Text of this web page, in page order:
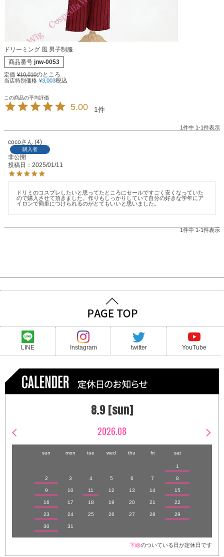
ドリーミング 風 男子制服
商品番号 jnw-0053
定価 ¥10,010のところ
当店特別価格 ¥3,003税込
5.00 1
1 件中 1 -1 件表示
coco 4
購入者
非公開
投稿日
2025/01/11
ドリミのコスプレしたいと思ってたところにセールですごく安くなっていた
ので購入させて頂きました。作りもしっかりしていて自分の好きな学年にア
イロンで簡単につけられるのがとてもいいと思いました。
1 件中 1 -1 件表示
LINE Instagram twitter YouTube
8.9 [sun]
2026.08
sun mon tue wed thu fri sat
1
2 3 4 5 6 7 8
9 10 11 12 13 14 15
16 17 18 19 20 21 22
23 24 25 26 27 28 29
30 31
下線のついている日が定休日です